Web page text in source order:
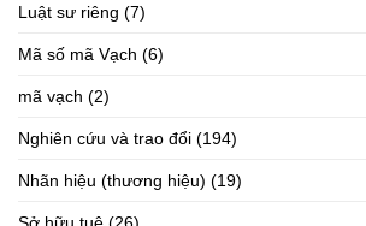
Luật sư riêng (7)
Mã số mã Vạch (6)
mã vạch (2)
Nghiên cứu và trao đổi (194)
Nhãn hiệu (thương hiệu) (19)